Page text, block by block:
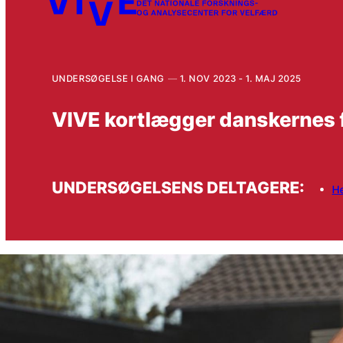
UNDERSØGELSE I GANG 1. NOV 2023 - 1. MAJ 2025
VIVE kortlægger
UNDERSØGELSENS DELTAGERE: